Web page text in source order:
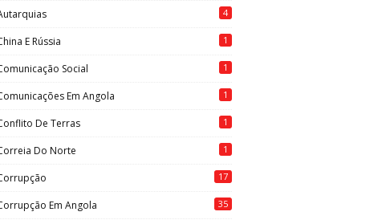
4
E Rússia 1
Social 1
Em Angola 1
De Terras 1
Do Norte 1
17
Em Angola 35